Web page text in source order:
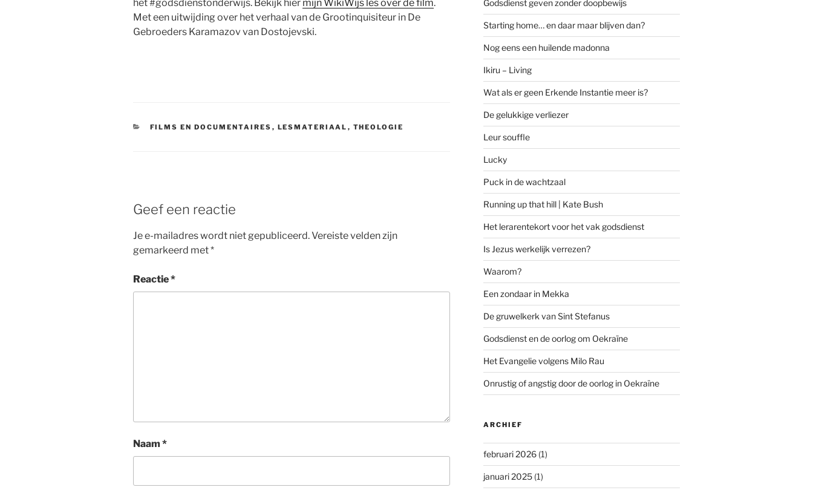
het #godsdienstonderwijs. Bekijk hier mijn WikiWijs les over de film.
Met een uitwijding over het verhaal van de Grootinquisiteur in De
Gebroeders Karamazov van Dostojevski.
CATEGORIEËN
FILMS EN DOCUMENTAIRES , LESMATERIAAL , THEOLOGIE
Geef een reactie
Je e-mailadres wordt niet gepubliceerd.Vereiste velden zijn
gemarkeerd met*
Reactie*
Naam *
Godsdienst geven zonder doopbewijs
Starting home… en daar maar blijven dan?
Nog eens een huilende madonna
Ikiru – Living
Wat als er geen Erkende Instantie meer is?
De gelukkige verliezer
Leur souffle
Lucky
Puck in de wachtzaal
Running up that hill | Kate Bush
Het lerarentekort voor het vak godsdienst
Is Jezus werkelijk verrezen?
Waarom?
Een zondaar in Mekka
De gruwelkerk van Sint Stefanus
Godsdienst en de oorlog om Oekraïne
Het Evangelie volgens Milo Rau
Onrustig of angstig door de oorlog in Oekraïne
ARCHIEF
februari 2026(1)
januari 2025(1)